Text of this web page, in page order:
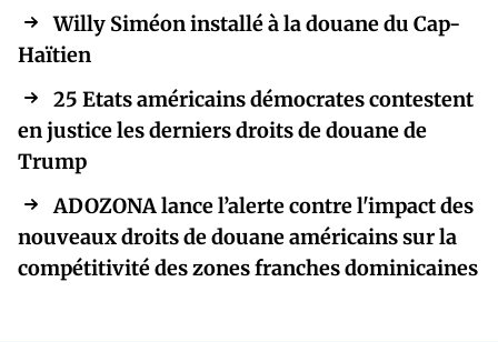
Willy Siméon installé à la douane du Cap-
Haïtien
25 Etats américains démocrates contestent
en justice les derniers droits de douane de
Trump
ADOZONA lance l’alerte contre l'impact des
nouveaux droits de douane américains sur la
compétitivité des zones franches dominicaines